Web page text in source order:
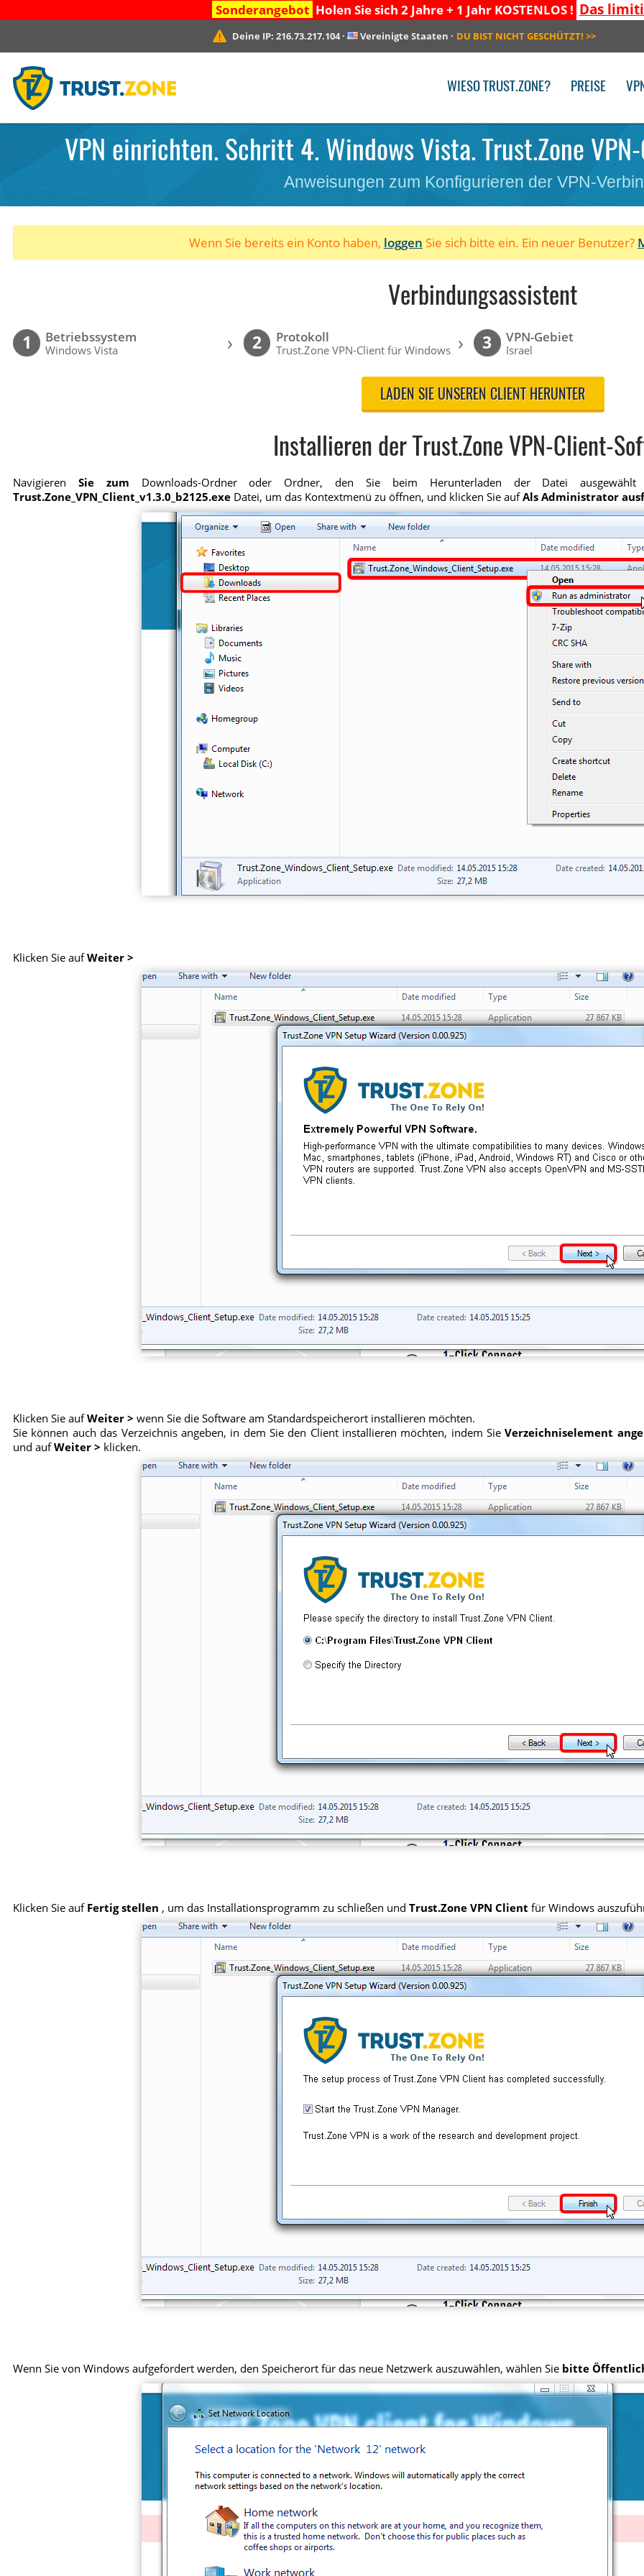
Sonderangebot Holen Sie sich 2 Jahre + 1 Jahr KOSTENLOS ! Das
Deine IP: 216.73.217.104· Vereinigte Staaten · DU BIST NICHT GESCHÜTZT! >>
WIESO TRUST.ZONE? PREISE
VPN einrichten. Schritt 4. Windows Vista. Trust.Zone
Anweisungen zum Konfigurieren der VPN-
Wenn Sie bereits ein Konto haben, loggen Sie sich bitte ein. Ein neuer Benutzer?
Verbindungsassistent
1 Betriebssystem
Windows Vista › 2 Protokoll
Trust.Zone VPN-Client für Windows › 3 VPN-Gebiet
Israel
LADEN SIE UNSEREN CLIENT HERUNTER
Installieren der Trust.Zone VPN-Client-
Navigieren Sie zum Downloads-Ordner oder Ordner, den Sie beim Herunterladen der Datei
Trust.Zone_VPN_Client_v1.3.0_b2125.exe Datei, um das Kontextmenü zu öffnen, und klicken Sie aufAls Administrator
Klicken Sie aufWeiter >
Klicken Sie aufWeiter > wenn Sie die Software am Standardspeicherort installieren möchten.
Sie können auch das Verzeichnis angeben, in dem Sie den Client installieren möchten, indem SieVerzeichniselement
und aufWeiter > klicken.
Klicken Sie auf Fertig stellen , um das Installationsprogramm zu schließen undTrust.Zone VPN Client für Windows
Wenn Sie von Windows aufgefordert werden, den Speicherort für das neue Netzwerk auszuwählen, wählen Sie bitte